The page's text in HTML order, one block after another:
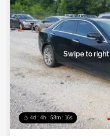
4d : 4h : 58m : 13s
Swipe to